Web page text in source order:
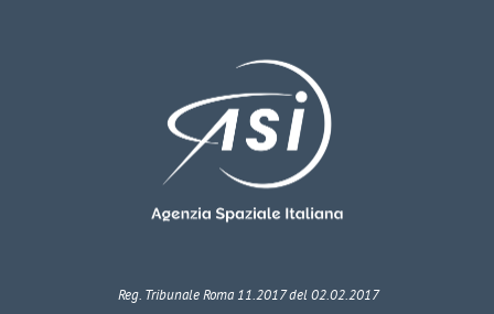
Reg. Tribunale Roma 11.2017 del 02.02.2017